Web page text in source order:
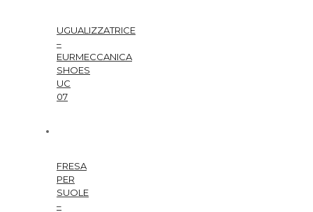
UGUALIZZATRICE
–
EURMECCANICA
SHOES
UC
07
FRESA
PER
SUOLE
–